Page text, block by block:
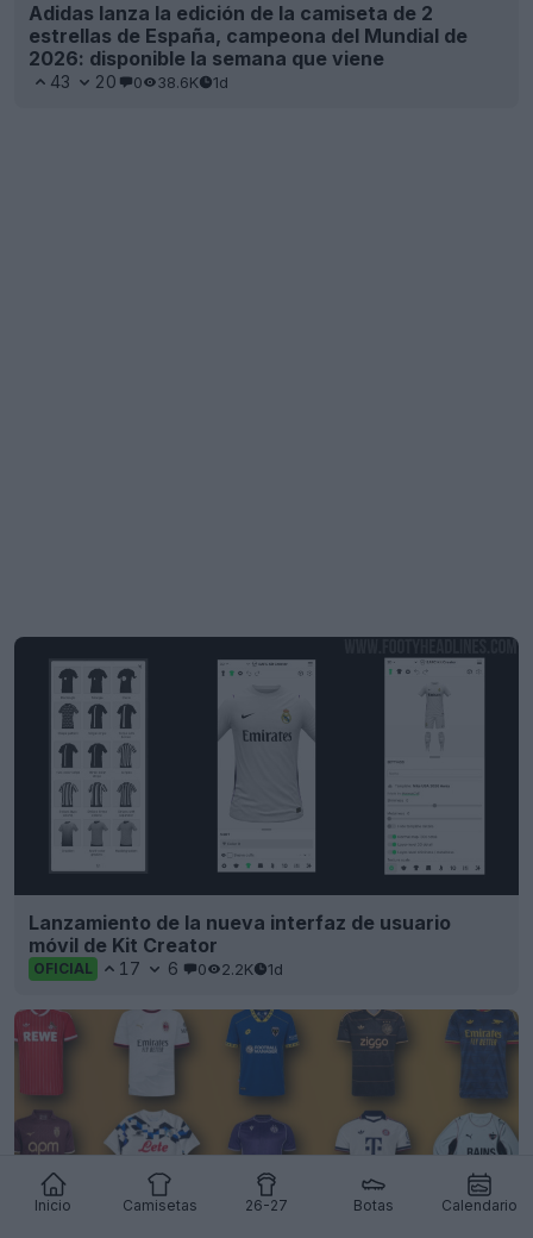
Inicio Camisetas 26-27 Botas Calendario
Adidas lanza la edición de la camiseta de 2
estrellas de España, campeona del Mundial de
2026: disponible la semana que viene
43 20 0 38.6K 1d
Lanzamiento de la nueva interfaz de usuario
móvil de Kit Creator
OFICIAL 17 6 0 2.2K 1d